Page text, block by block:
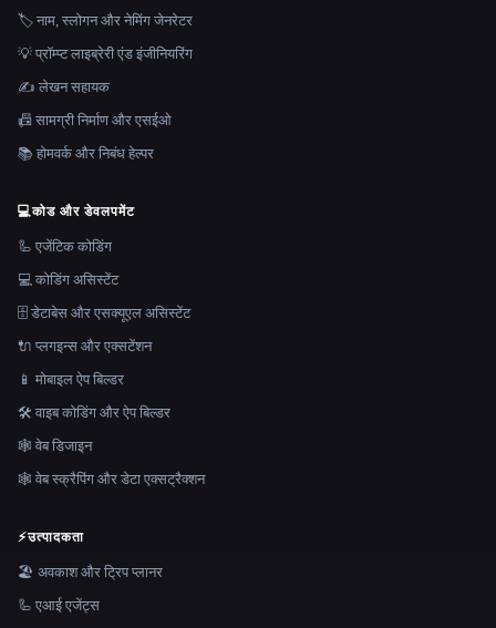
🏷️ नाम, स्लोगन और नेमिंग जेनरेटर
💡 प्रॉम्प्ट लाइब्रेरी एंड इंजीनियरिंग
✍️ लेखन सहायक
📠 सामग्री निर्माण और एसईओ
📚 होमवर्क और निबंध हेल्पर
💻कोड और डेवलपमेंट
🦾 एजेंटिक कोडिंग
💻 कोडिंग असिस्टेंट
🗄️ डेटाबेस और एसक्यूएल असिस्टेंट
🔌 प्लगइन्स और एक्सटेंशन
📱 मोबाइल ऐप बिल्डर
🛠️ वाइब कोडिंग और ऐप बिल्डर
🕸 वेब डिजाइन
🕸️ वेब स्क्रैपिंग और डेटा एक्सट्रैक्शन
⚡उत्पादकता
🏖 अवकाश और ट्रिप प्लानर
🦾 एआई एजेंट्स